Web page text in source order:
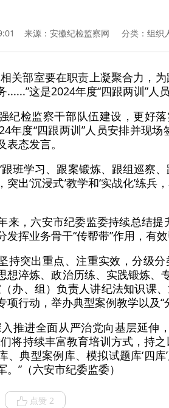
来源： 安徽纪检监察网 分类：组织
关部室要在职责上凝聚合力，
这是2024年度“四跟两训”人
纪检监察干部队伍建设，更好
年度“四跟两训”人员安排并现
态发言。
跟班学习、跟案锻炼、跟组巡察
突出‘沉浸式’教学和‘实战化’练
来，六安市纪委监委持续总结提
发挥业务骨干“传帮带”作用，有
持突出重点、注重实效，分级
想淬炼、政治历练、实践锻炼
办、组）负责人讲纪法知识课
项行动，举办典型案例教学以及“
推进全面从严治党向基层延伸
将持续丰富教育培训方式，持
、典型案例库、模拟试题库‘四
”（六安市纪委监委）
点赞 2